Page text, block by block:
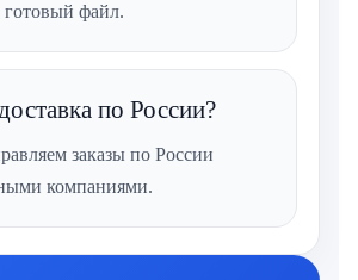
готовый файл.
по России?
заказы по России
компаниями.